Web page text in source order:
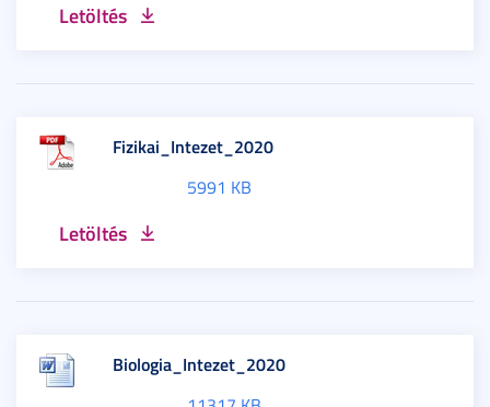
Letöltés
Fizikai_Intezet_2020
5991 KB
Letöltés
Biologia_Intezet_2020